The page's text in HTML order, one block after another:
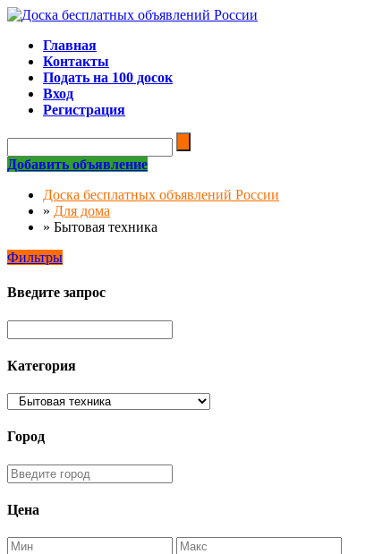
Главная
Контакты
Подать на 100 досок
Вход
Регистрация
Добавить объявление
Доска бесплатных объявлений России
» Для дома
» Бытовая техника
Фильтры
Введите запрос
Категория
Город
Цена